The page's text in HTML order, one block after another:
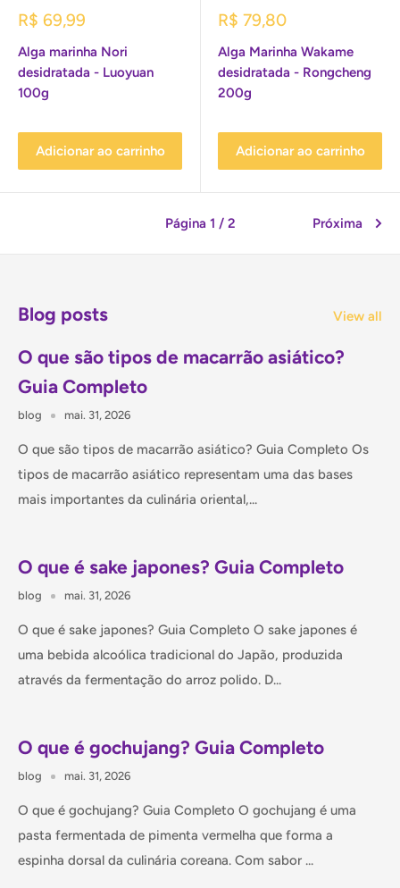
Preço
R$ 69,99
Alga marinha Nori
desidratada - Luoyuan
100g
Adicionar ao carrinho
Preço
R$ 79,80
Alga Marinha Wakame
desidratada - Rongcheng
200g
Adicionar ao carrinho
Página 1 / 2 Próxima
Blog posts View all
O que são tipos de macarrão asiático?
Guia Completo
blog mai. 31, 2026
O que são tipos de macarrão asiático? Guia Completo Os
tipos de macarrão asiático representam uma das bases
mais importantes da culinária oriental,...
O que é sake japones? Guia Completo
blog mai. 31, 2026
O que é sake japones? Guia Completo O sake japones é
uma bebida alcoólica tradicional do Japão, produzida
através da fermentação do arroz polido. D...
O que é gochujang? Guia Completo
blog mai. 31, 2026
O que é gochujang? Guia Completo O gochujang é uma
pasta fermentada de pimenta vermelha que forma a
espinha dorsal da culinária coreana. Com sabor ...